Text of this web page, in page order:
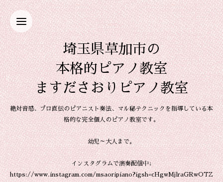
埼玉県草加市の
本格的ピアノ教室
ますださおりピアノ教室
絶対音感、プロ直伝のピアニスト奏法、マル秘テクニックを指導している本
格的な完全個人のピアノ教室です。
幼児～大人まで。
インスタグラムで演奏配信中↓
https://www.instagram.com/msaoripiano?igsh=cHgwMjlraGRwOTZ